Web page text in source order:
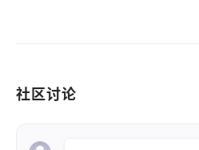
社区讨论